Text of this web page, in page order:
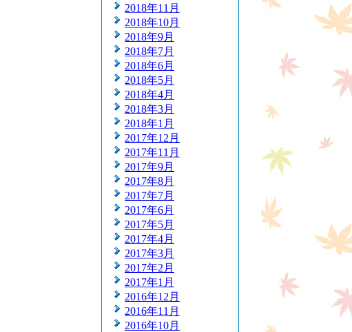
2018年11月
2018年10月
2018年9月
2018年7月
2018年6月
2018年5月
2018年4月
2018年3月
2018年1月
2017年12月
2017年11月
2017年9月
2017年8月
2017年7月
2017年6月
2017年5月
2017年4月
2017年3月
2017年2月
2017年1月
2016年12月
2016年11月
2016年10月